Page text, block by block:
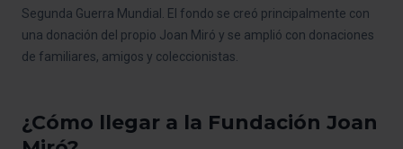
Segunda Guerra Mundial. El fondo se creó principalmente con
una donación del propio Joan Miró y se amplió con donaciones
de familiares, amigos y coleccionistas.
¿Cómo llegar a la Fundación Joan